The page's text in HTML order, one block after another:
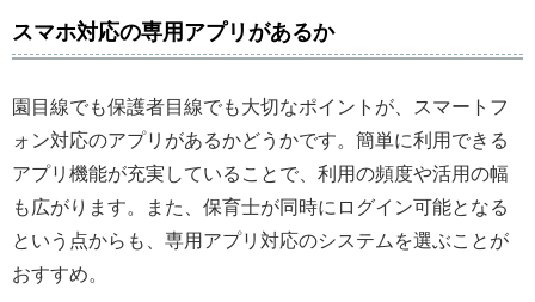
スマホ対応の専用アプリがあるか
園目線でも保護者目線でも大切なポイントが、スマートフ
ォン対応のアプリがあるかどうかです。簡単に利用できる
アプリ機能が充実していることで、利用の頻度や活用の幅
も広がります。また、保育士が同時にログイン可能となる
という点からも、専用アプリ対応のシステムを選ぶことが
おすすめ。